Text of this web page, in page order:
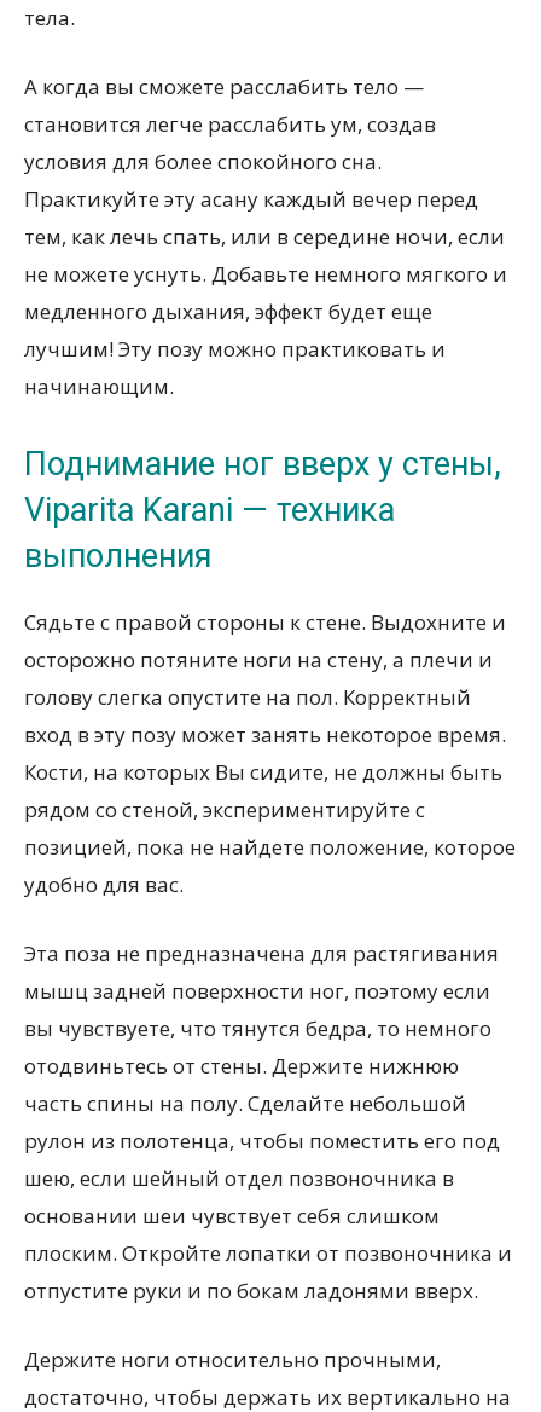
тела.
А когда вы сможете расслабить тело —
становится легче расслабить ум, создав
условия для более спокойного сна.
Практикуйте эту асану каждый вечер перед
тем, как лечь спать, или в середине ночи, если
не можете уснуть. Добавьте немного мягкого и
медленного дыхания, эффект будет еще
лучшим! Эту позу можно практиковать и
начинающим.
Поднимание ног вверх у стены,
Viparita Karani — техника
выполнения
Сядьте с правой стороны к стене. Выдохните и
осторожно потяните ноги на стену, а плечи и
голову слегка опустите на пол. Корректный
вход в эту позу может занять некоторое время.
Кости, на которых Вы сидите, не должны быть
рядом со стеной, экспериментируйте с
позицией, пока не найдете положение, которое
удобно для вас.
Эта поза не предназначена для растягивания
мышц задней поверхности ног, поэтому если
вы чувствуете, что тянутся бедра, то немного
отодвиньтесь от стены. Держите нижнюю
часть спины на полу. Сделайте небольшой
рулон из полотенца, чтобы поместить его под
шею, если шейный отдел позвоночника в
основании шеи чувствует себя слишком
плоским. Откройте лопатки от позвоночника и
отпустите руки и по бокам ладонями вверх.
Держите ноги относительно прочными,
достаточно, чтобы держать их вертикально на